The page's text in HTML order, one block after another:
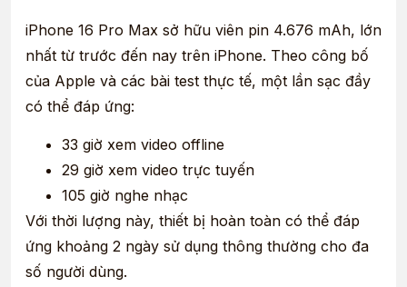
iPhone 16 Pro Max sở hữu viên pin 4.676 mAh, lớn
nhất từ trước đến nay trên iPhone. Theo công bố
của Apple và các bài test thực tế, một lần sạc đầy
có thể đáp ứng:
33 giờ xem video offline
29 giờ xem video trực tuyến
105 giờ nghe nhạc
Với thời lượng này, thiết bị hoàn toàn có thể đáp
ứng khoảng 2 ngày sử dụng thông thường cho đa
số người dùng.